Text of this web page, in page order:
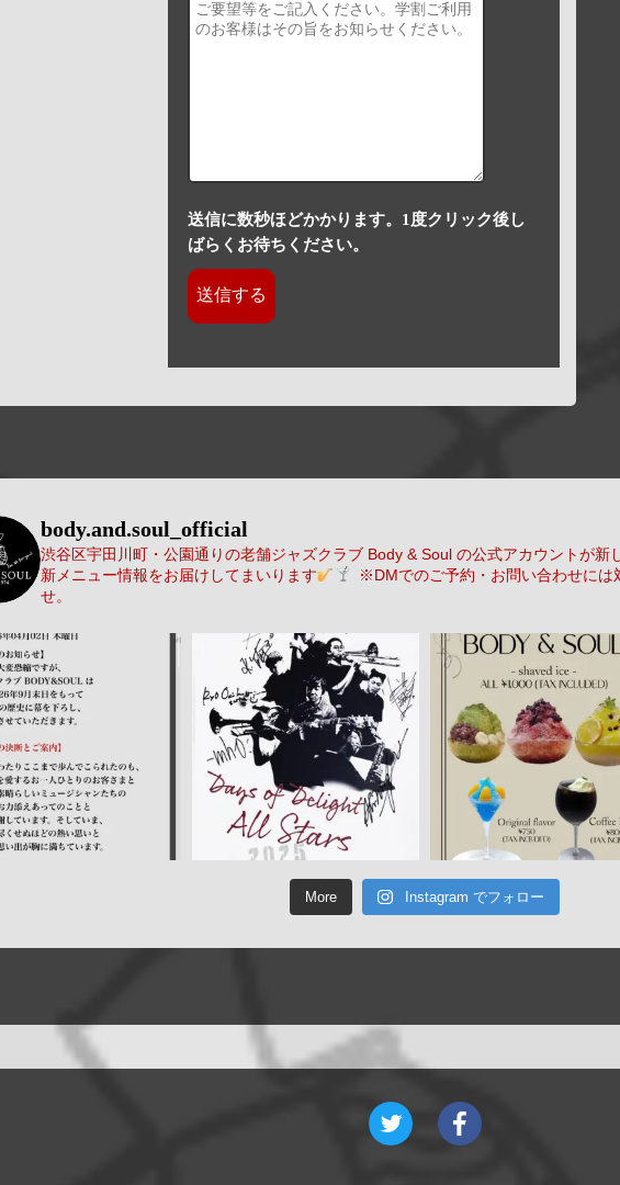
送信に数秒ほどかかります。1度クリック後し
ばらくお待ちください。
body.and.soul_official
渋谷区宇田川町・公園通りの老舗ジャズクラブ Body & Soul の公式アカウントが新
新メニュー情報をお届けしてまいります
※DMでのご予約・お問い合わせには
せ。
More Instagram でフォロー